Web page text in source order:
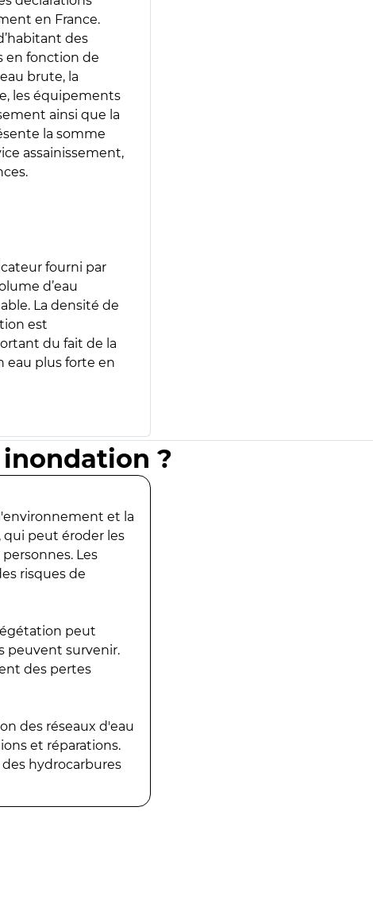
en France.
des
en fonction de
brute, la
les équipements
ainsi que la
la somme
assainissement,
fourni par
d’eau
La densité de
est
du fait de la
eau plus forte en
?
et la
qui peut éroder les
Les
risques de
peut
peuvent survenir.
des pertes
des réseaux d'eau
et réparations.
hydrocarbures